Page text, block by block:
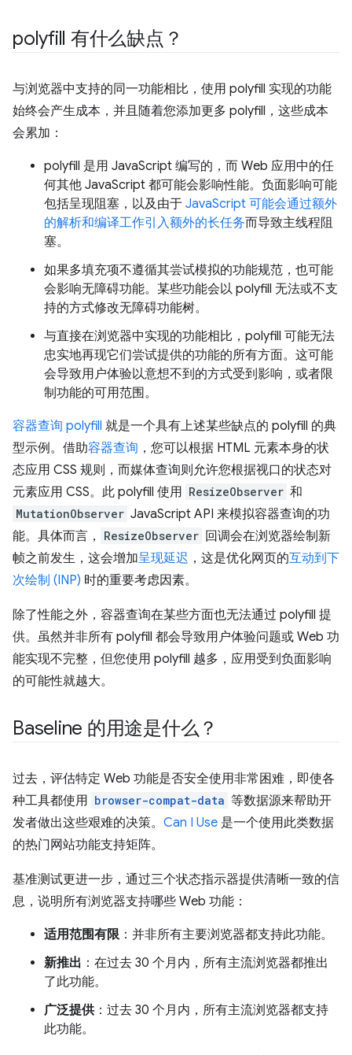
polyfill 有什么缺点？
与浏览器中支持的同一功能相比，使用 polyfill 实现的功能
始终会产生成本，并且随着您添加更多 polyfill，这些成本
会累加：
polyfill 是用 JavaScript 编写的，而 Web 应用中的任
何其他 JavaScript 都可能会影响性能。负面影响可能
包括呈现阻塞，以及由于 JavaScript 可能会通过额外
的解析和编译工作引入额外的长任务而导致主线程阻
塞。
如果多填充项不遵循其尝试模拟的功能规范，也可能
会影响无障碍功能。某些功能会以 polyfill 无法或不支
持的方式修改无障碍功能树。
与直接在浏览器中实现的功能相比，polyfill 可能无法
忠实地再现它们尝试提供的功能的所有方面。这可能
会导致用户体验以意想不到的方式受到影响，或者限
制功能的可用范围。
容器查询 polyfill 就是一个具有上述某些缺点的 polyfill 的典
型示例。借助容器查询 ，您可以根据 HTML 元素本身的状
态应用 CSS 规则，而媒体查询则允许您根据视口的状态对
元素应用 CSS。此 polyfill 使用 ResizeObserver 和
MutationObserver JavaScript API 来模拟容器查询的功
能。具体而言，
ResizeObserver 回调会在浏览器绘制新
帧之前发生，这会增加呈现延迟 ，这是优化网页的互动到下
次绘制 (INP) 时的重要考虑因素。
除了性能之外，容器查询在某些方面也无法通过 polyfill 提
供。虽然并非所有 polyfill 都会导致用户体验问题或 Web 功
能实现不完整，但您使用 polyfill 越多，应用受到负面影响
的可能性就越大。
Baseline 的用途是什么？
过去，评估特定 Web 功能是否安全使用非常困难，即使各
种工具都使用 browser-compat-data 等数据源来帮助开
发者做出这些艰难的决策。 Can I Use 是一个使用此类数据
的热门网站功能支持矩阵。
基准测试更进一步，通过三个状态指示器提供清晰一致的信
息，说明所有浏览器支持哪些 Web 功能：
适用范围有限：并非所有主要浏览器都支持此功能。
新推出 ：在过去 30 个月内，所有主流浏览器都推出
了此功能。
广泛提供 ：过去 30 个月内，所有主流浏览器都支持
此功能。